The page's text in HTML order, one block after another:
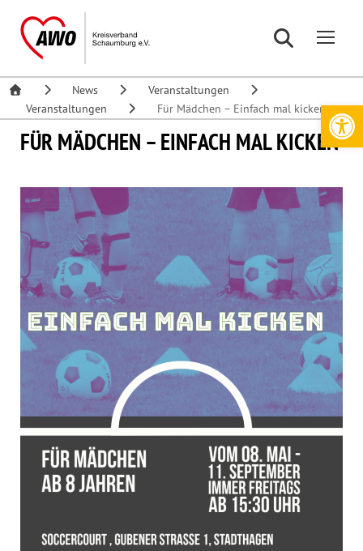
News
Veranstaltungen
Veranstaltungen
Für Mädchen – Einfach mal kicken
FÜR MÄDCHEN – EINFACH MAL KICKEN
Werkzeugleiste öffnen